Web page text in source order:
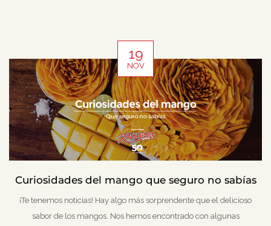
19
NOV
Curiosidades del mango que seguro no sabías
¡Te tenemos noticias! Hay algo más sorprendente que el delicioso
sabor de los mangos. Nos hemos encontrado con algunas